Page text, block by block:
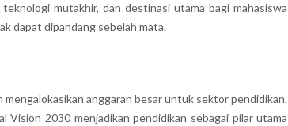
mutakhir, dan destinasi utama bagi mahasiswa
dapat dipandang sebelah mata.
anggaran besar untuk sektor pendidikan.
2030 menjadikan pendidikan sebagai pilar utama